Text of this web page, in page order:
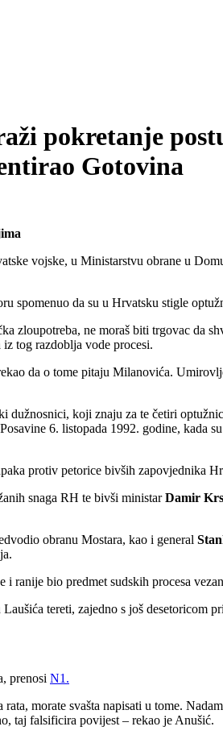
pokretanje
Gotovina
vojske, u Ministarstvu obrane u
spomenuo da su u Hrvatsku stigle
zloupotreba, ne moraš biti trgovac da
tog razdoblja vode procesi.
da o tome pitaju Milanovića.
koji znaju za te četiri
6. listopada 1992. godine,
protiv petorice bivših zapovjednika
snaga RH te bivši ministarDamir
obranu Mostara, kao i general
i ranije bio predmet sudskih procesa
tereti, zajedno s još desetoricom
prenosi N1.
morate svašta napisati u tome.
taj falsificira povijest – rekao je Anušić.